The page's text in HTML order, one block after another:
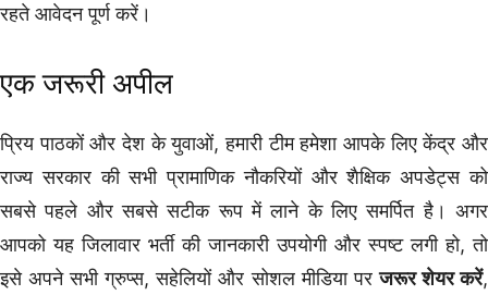
रहते आवेदन पूर्ण करें।
एक जरूरी अपील
प्रिय पाठकों और देश के युवाओं, हमारी टीम हमेशा आपके लिए केंद्र और
राज्य सरकार की सभी प्रामाणिक नौकरियों और शैक्षिक अपडेट्स को
सबसे पहले और सबसे सटीक रूप में लाने के लिए समर्पित है। अगर
आपको यह जिलावार भर्ती की जानकारी उपयोगी और स्पष्ट लगी हो, तो
इसे अपने सभी ग्रुप्स, सहेलियों और सोशल मीडिया परजरूर शेयर करें,